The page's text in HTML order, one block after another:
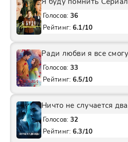
Голосов: 36
Рейтинг: 6.1/10
Ради любви я все
Голосов: 33
Рейтинг: 6.5/10
Ничто не случается
Голосов: 32
Рейтинг: 6.3/10